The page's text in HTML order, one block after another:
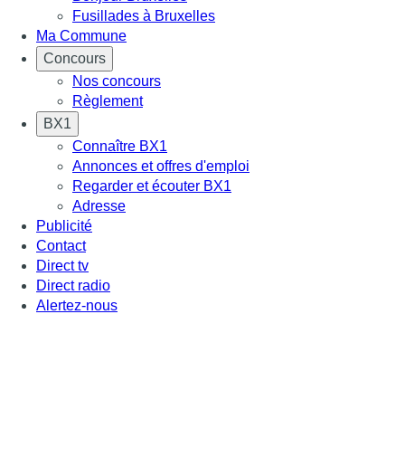
Fusillades à Bruxelles
Ma Commune
Concours
Nos concours
Règlement
BX1
Connaître BX1
Annonces et offres d'emploi
Regarder et écouter BX1
Adresse
Publicité
Contact
Direct tv
Direct radio
Alertez-nous